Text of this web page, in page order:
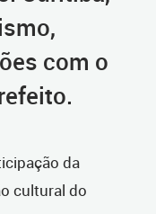
com o
da
cultural do